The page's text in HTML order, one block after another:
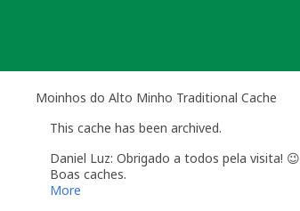
Moinhos do Alto Minho Traditional Cache
This cache has been archived.
Daniel Luz: Obrigado a todos pela visita! 😉
Boas caches.
More